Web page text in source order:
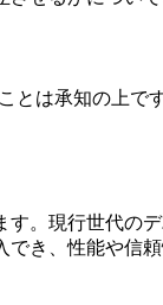
とは承知の上で
。現行世代の
き、性能や信